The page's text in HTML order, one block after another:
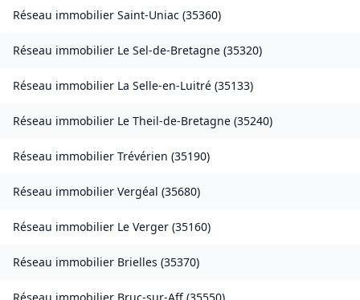
Réseau immobilier Saint-Uniac (35360)
Réseau immobilier Le Sel-de-Bretagne (35320)
Réseau immobilier La Selle-en-Luitré (35133)
Réseau immobilier Le Theil-de-Bretagne (35240)
Réseau immobilier Trévérien (35190)
Réseau immobilier Vergéal (35680)
Réseau immobilier Le Verger (35160)
Réseau immobilier Brielles (35370)